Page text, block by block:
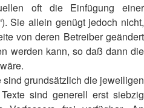
oft die Einfügung einer
Sie allein genügt jedoch nicht,
von deren Betreiber geändert
werden kann, so daß dann die
sind grundsätzlich die jeweiligen
sind generell erst siebzig